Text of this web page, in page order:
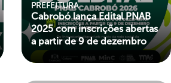
PREFEITURA
Cabrobó lança Edital PNAB
2025 com inscrições abertas
a partir de 9 de dezembro